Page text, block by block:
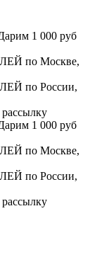
1 000 руб
по Москве,
по России,
1 000 руб
по Москве,
по России,